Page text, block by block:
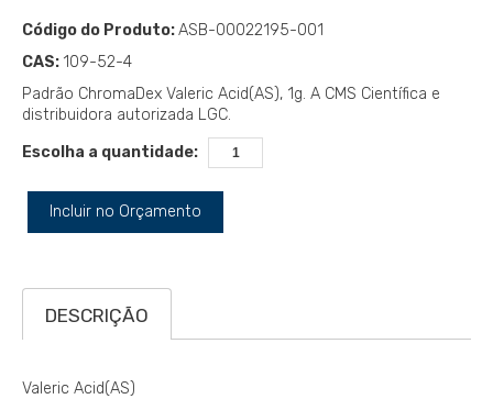
Código do Produto:ASB-00022195-001
CAS: 109-52-4
Padrão ChromaDex Valeric Acid(AS), 1g. A CMS Científica e
distribuidora autorizada LGC.
Escolha a quantidade:
Incluir no Orçamento
DESCRIÇÃO
Valeric Acid(AS)